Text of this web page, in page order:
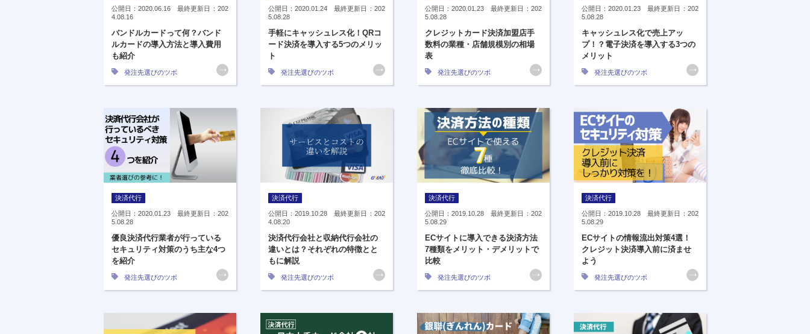
公開日：2020.06.16 最終更新日：202
4.08.16
バンドルカードって何？バンド
ルカードの導入方法と導入費用
も紹介
発注先選びのツボ
公開日：2020.01.24 最終更新日：202
5.08.28
手軽にキャッシュレス化！QRコ
ード決済を導入する5つのメリッ
ト
発注先選びのツボ
公開日：2020.01.23 最終更新日：202
5.08.28
クレジットカード決済加盟店手
数料の業種・店舗規模別の相場
表
発注先選びのツボ
公開日：2020.01.23 最終更新日：202
5.08.28
キャッシュレス化で売上アッ
プ！？電子決済を導入する3つの
メリット
発注先選びのツボ
決済代行
公開日：2020.01.23 最終更新日：202
5.08.28
優良決済代行業者が行っている
セキュリティ対策のうち主な4つ
を紹介
発注先選びのツボ
決済代行
公開日：2019.10.28 最終更新日：202
4.08.20
決済代行会社と収納代行会社の
違いとは？それぞれの特徴とと
もに解説
発注先選びのツボ
決済代行
公開日：2019.10.28 最終更新日：202
5.08.29
ECサイトに導入できる決済方法
7種類をメリット・デメリットで
比較
発注先選びのツボ
決済代行
公開日：2019.10.28 最終更新日：202
5.08.29
ECサイトの情報流出対策4選！
クレジット決済導入前に済ませ
よう
発注先選びのツボ